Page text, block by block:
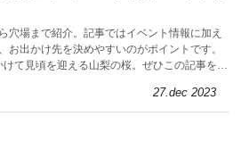
穴場まで紹介。記事ではイベント情報に加え
お出かけ先を決めやすいのがポイントです。
て見頃を迎える山梨の桜。ぜひこの記事を参
27.dec 2023